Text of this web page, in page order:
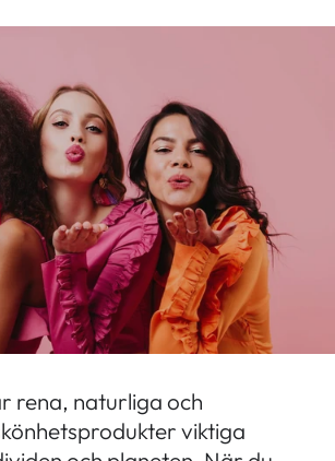
rena, naturliga och
viktiga